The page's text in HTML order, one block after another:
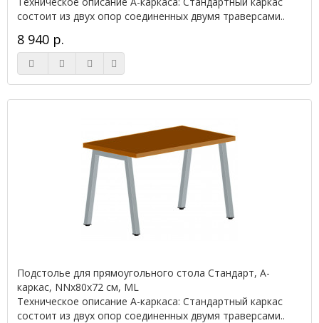
состоит из двух опор соединенных двумя траверсами..
8 940 р.
Подстолье для прямоугольного стола Стандарт, А-
каркас, NNx80х72 см, ML
Техническое описание А-каркаса: Стандартный каркас
состоит из двух опор соединенных двумя траверсами..